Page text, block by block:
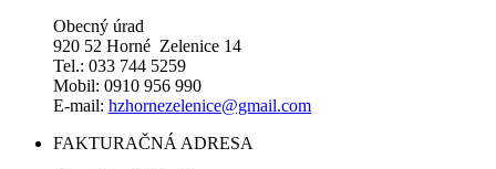
Obecný úrad
920 52 Horné Zelenice 14
Tel.: 033 744 5259
Mobil: 0910 956 990
E-mail: hzhornezelenice@gmail.com
FAKTURAČNÁ ADRESA